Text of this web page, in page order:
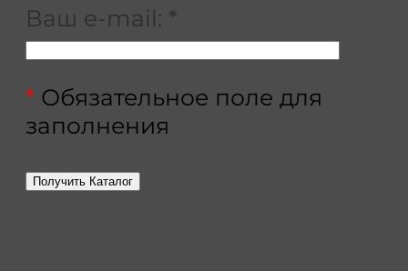
Ваш e-mail: *
* Обязательное поле для
заполнения